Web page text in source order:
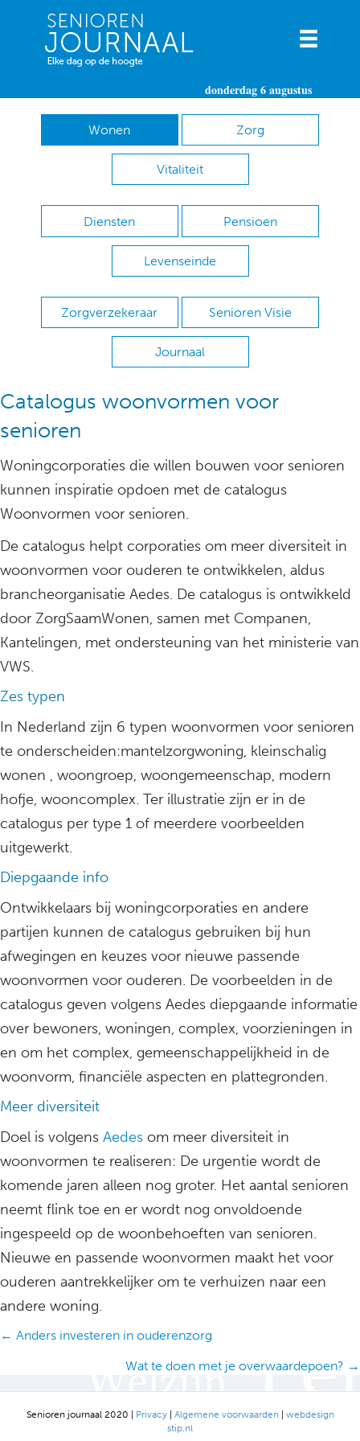
donderdag 6 augustus
Wonen Zorg
Vitaliteit
Diensten Pensioen
Levenseinde
Zorgverzekeraar Senioren Visie
Journaal
Catalogus woonvormen voor
senioren
Woningcorporaties die willen bouwen voor senioren
kunnen inspiratie opdoen met de catalogus
Woonvormen voor senioren.
De catalogus helpt corporaties om meer diversiteit in
woonvormen voor ouderen te ontwikkelen, aldus
brancheorganisatie Aedes. De catalogus is ontwikkeld
door ZorgSaamWonen, samen met Companen,
Kantelingen, met ondersteuning van het ministerie van
VWS.
Zes typen
In Nederland zijn 6 typen woonvormen voor senioren
te onderscheiden:mantelzorgwoning, kleinschalig
wonen , woongroep, woongemeenschap, modern
hofje, wooncomplex. Ter illustratie zijn er in de
catalogus per type 1 of meerdere voorbeelden
uitgewerkt.
Diepgaande info
Ontwikkelaars bij woningcorporaties en andere
partijen kunnen de catalogus gebruiken bij hun
afwegingen en keuzes voor nieuwe passende
woonvormen voor ouderen. De voorbeelden in de
catalogus geven volgens Aedes diepgaande informatie
over bewoners, woningen, complex, voorzieningen in
en om het complex, gemeenschappelijkheid in de
woonvorm, financiële aspecten en plattegronden.
Meer diversiteit
Doel is volgens Aedes om meer diversiteit in
woonvormen te realiseren: De urgentie wordt de
komende jaren alleen nog groter. Het aantal senioren
neemt flink toe en er wordt nog onvoldoende
ingespeeld op de woonbehoeften van senioren.
Nieuwe en passende woonvormen maakt het voor
ouderen aantrekkelijker om te verhuizen naar een
andere woning.
Posts
← Anders investeren in ouderenzorg
Wat te doen met je overwaardepoen? →
Senioren journaal 2020 | Privacy| Algemene voorwaarden| webdesign
stip.nl